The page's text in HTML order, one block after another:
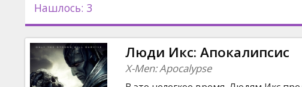
Новости
Подарки
Нашлось: 3
Люди Икс: Апокалипсис
X-Men: Apocalypse